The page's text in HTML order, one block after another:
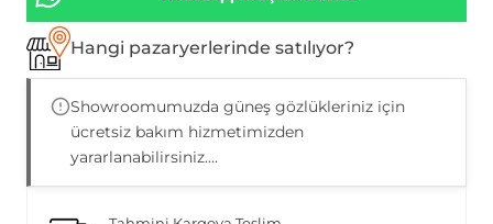
Hangi pazaryerlerinde satılıyor?
Showroomumuzda güneş gözlükleriniz için
ücretsiz bakım hizmetimizden
yararlanabilirsiniz....